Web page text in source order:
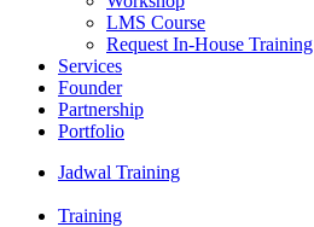
LMS Course
Request In-House Training
Services
Founder
Partnership
Portfolio
Jadwal Training
Training